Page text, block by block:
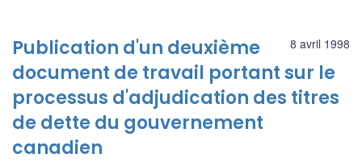
8 avril 1998
Publication d'un deuxième
document de travail portant sur le
processus d'adjudication des titres
de dette du gouvernement
canadien